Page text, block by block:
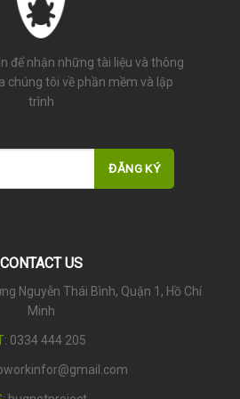
để nhận những tài liệu và thông
chúng tôi về phần mềm và lập
trình
CONTACT US
Nguyễn Thái Bình, Quận 1, Hồ Chí
Minh
: 0334 444 205